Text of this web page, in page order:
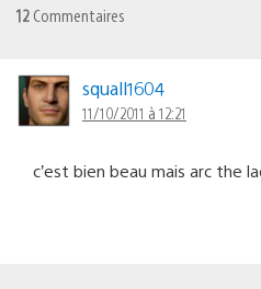
12 Commentaires
squall1604
11/10/2011 à 12:21
c’est bien beau mais arc the